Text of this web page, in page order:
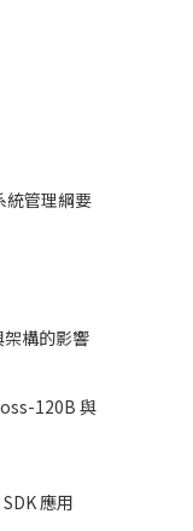
統管理綱要
構的影響
120B 與
應用